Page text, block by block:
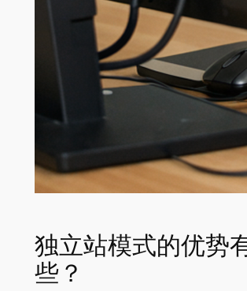
独立站模式的优势
些？